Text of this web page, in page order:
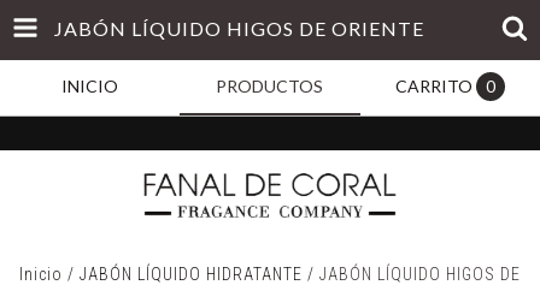
JABÓN LÍQUIDO HIGOS DE ORIENTE
INICIO PRODUCTOS CARRITO 0
Inicio / JABÓN LÍQUIDO HIDRATANTE / JABÓN LÍQUIDO HIGOS DE